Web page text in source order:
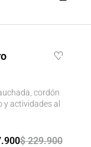
cordón
actividades al
$ 229.900
.900